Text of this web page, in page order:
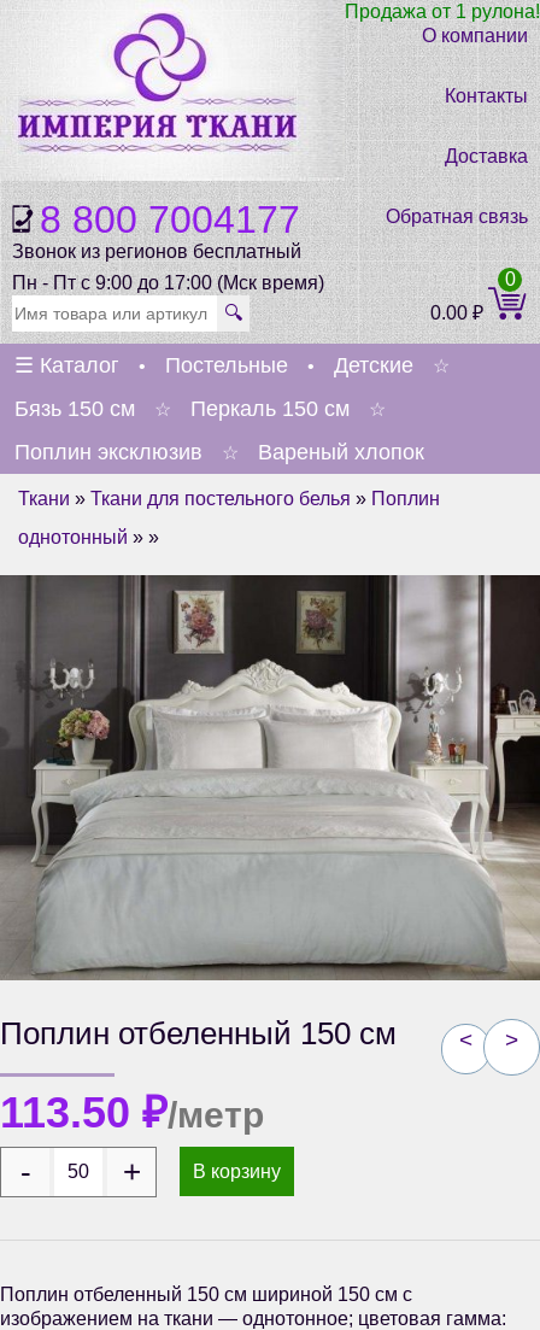
8 800 7004177
Звонок из регионов бесплатный
Пн - Пт с 9:00 до 17:00 (Мск время)
Продажа от 1 рулона!
О компании
Контакты
Доставка
Обратная связь
🔍 0.00₽
0
☰ Каталог • Постельные • Детские ☆
Бязь 150 см ☆ Перкаль 150 см ☆
Поплин эксклюзив ☆ Вареный хлопок
Ткани » Ткани для постельного белья » Поплин
однотонный » »
< >
Поплин отбеленный 150 см
113.50 ₽/метр
В корзину
Поплин отбеленный 150 см шириной 150 см с
изображением на ткани — однотонное; цветовая гамма: